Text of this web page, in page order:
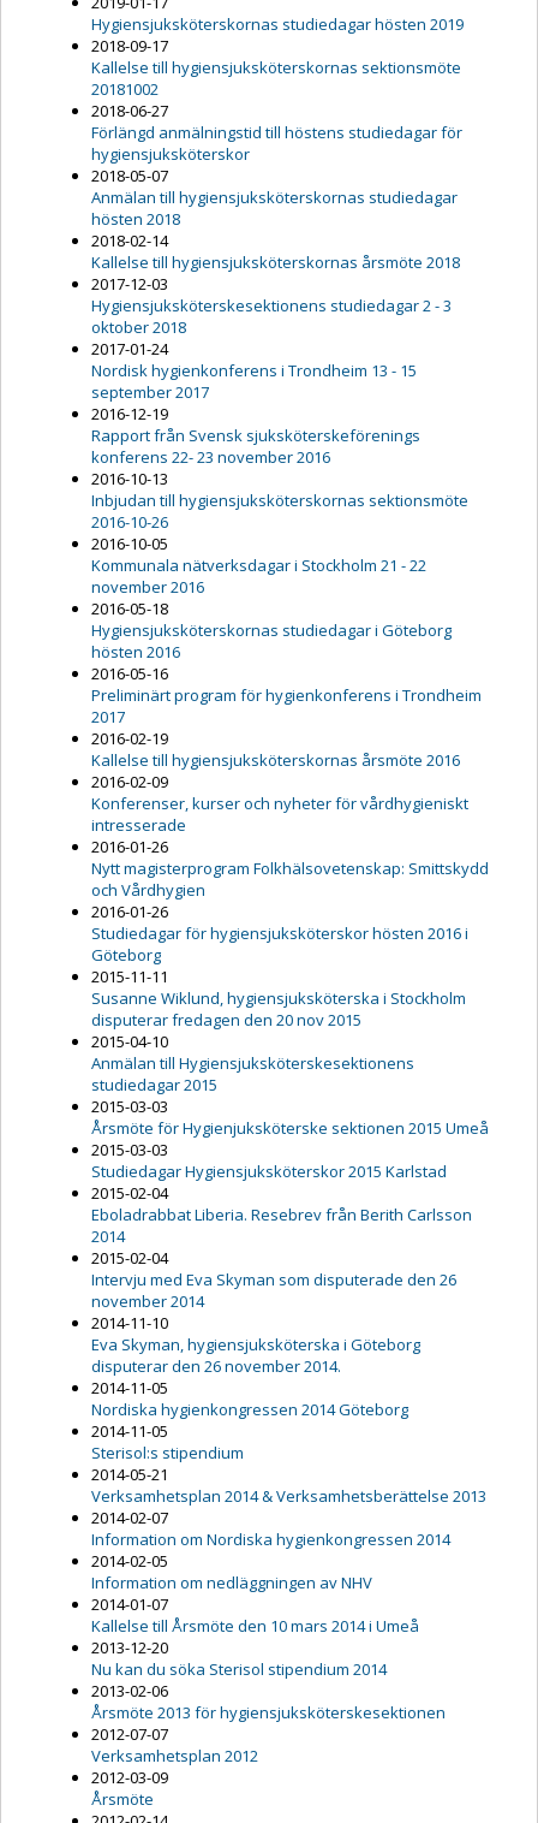
Hygiensjuksköterskornas studiedagar hösten 2019
2018-09-17
Kallelse till hygiensjuksköterskornas sektionsmöte
20181002
2018-06-27
Förlängd anmälningstid till höstens studiedagar för
hygiensjuksköterskor
2018-05-07
Anmälan till hygiensjuksköterskornas studiedagar
hösten 2018
2018-02-14
Kallelse till hygiensjuksköterskornas årsmöte 2018
2017-12-03
Hygiensjuksköterskesektionens studiedagar 2 - 3
oktober 2018
2017-01-24
Nordisk hygienkonferens i Trondheim 13 - 15
september 2017
2016-12-19
Rapport från Svensk sjuksköterskeförenings
konferens 22- 23 november 2016
2016-10-13
Inbjudan till hygiensjuksköterskornas sektionsmöte
2016-10-26
2016-10-05
Kommunala nätverksdagar i Stockholm 21 - 22
november 2016
2016-05-18
Hygiensjuksköterskornas studiedagar i Göteborg
hösten 2016
2016-05-16
Preliminärt program för hygienkonferens i Trondheim
2017
2016-02-19
Kallelse till hygiensjuksköterskornas årsmöte 2016
2016-02-09
Konferenser, kurser och nyheter för vårdhygieniskt
intresserade
2016-01-26
Nytt magisterprogram Folkhälsovetenskap: Smittskydd
och Vårdhygien
2016-01-26
Studiedagar för hygiensjuksköterskor hösten 2016 i
Göteborg
2015-11-11
Susanne Wiklund, hygiensjuksköterska i Stockholm
disputerar fredagen den 20 nov 2015
2015-04-10
Anmälan till Hygiensjuksköterskesektionens
studiedagar 2015
2015-03-03
Årsmöte för Hygienjuksköterske sektionen 2015 Umeå
2015-03-03
Studiedagar Hygiensjuksköterskor 2015 Karlstad
2015-02-04
Eboladrabbat Liberia. Resebrev från Berith Carlsson
2014
2015-02-04
Intervju med Eva Skyman som disputerade den 26
november 2014
2014-11-10
Eva Skyman, hygiensjuksköterska i Göteborg
disputerar den 26 november 2014.
2014-11-05
Nordiska hygienkongressen 2014 Göteborg
2014-11-05
Sterisol:s stipendium
2014-05-21
Verksamhetsplan 2014 & Verksamhetsberättelse 2013
2014-02-07
Information om Nordiska hygienkongressen 2014
2014-02-05
Information om nedläggningen av NHV
2014-01-07
Kallelse till Årsmöte den 10 mars 2014 i Umeå
2013-12-20
Nu kan du söka Sterisol stipendium 2014
2013-02-06
Årsmöte 2013 för hygiensjuksköterskesektionen
2012-07-07
Verksamhetsplan 2012
2012-03-09
Årsmöte